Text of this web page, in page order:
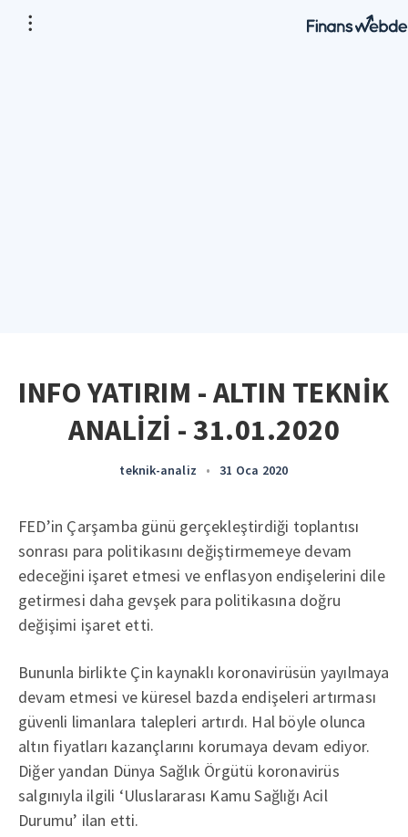
INFO YATIRIM - ALTIN TEKNİK
ANALİZİ - 31.01.2020
teknik-analiz • 31 Oca 2020
FED’in Çarşamba günü gerçekleştirdiği toplantısı
sonrası para politikasını değiştirmemeye devam
edeceğini işaret etmesi ve enflasyon endişelerini dile
getirmesi daha gevşek para politikasına doğru
değişimi işaret etti.
Bununla birlikte Çin kaynaklı koronavirüsün yayılmaya
devam etmesi ve küresel bazda endişeleri artırması
güvenli limanlara talepleri artırdı. Hal böyle olunca
altın fiyatları kazançlarını korumaya devam ediyor.
Diğer yandan Dünya Sağlık Örgütü koronavirüs
salgınıyla ilgili ‘Uluslararası Kamu Sağlığı Acil
Durumu’ ilan etti.